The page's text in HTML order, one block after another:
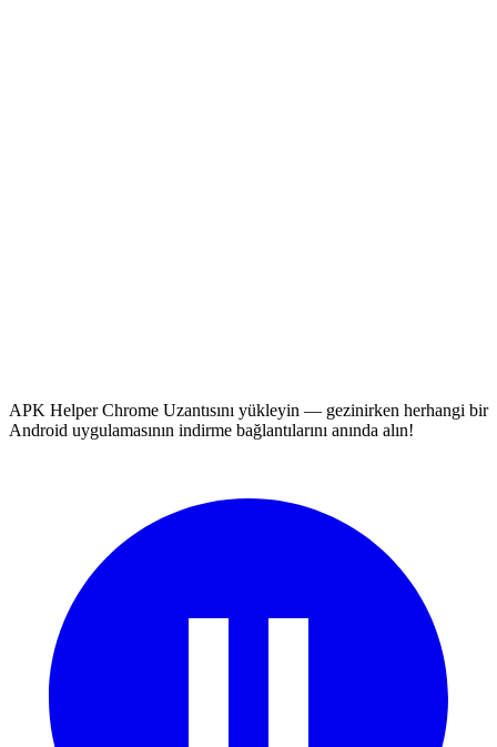
APK Helper Chrome Uzantısını yükleyin — gezinirken herhangi bir
Android uygulamasının indirme bağlantılarını anında alın!